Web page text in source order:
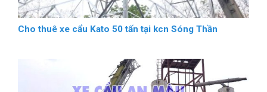
Cho thuê xe cẩu Kato 50 tấn tại kcn Sóng Thần